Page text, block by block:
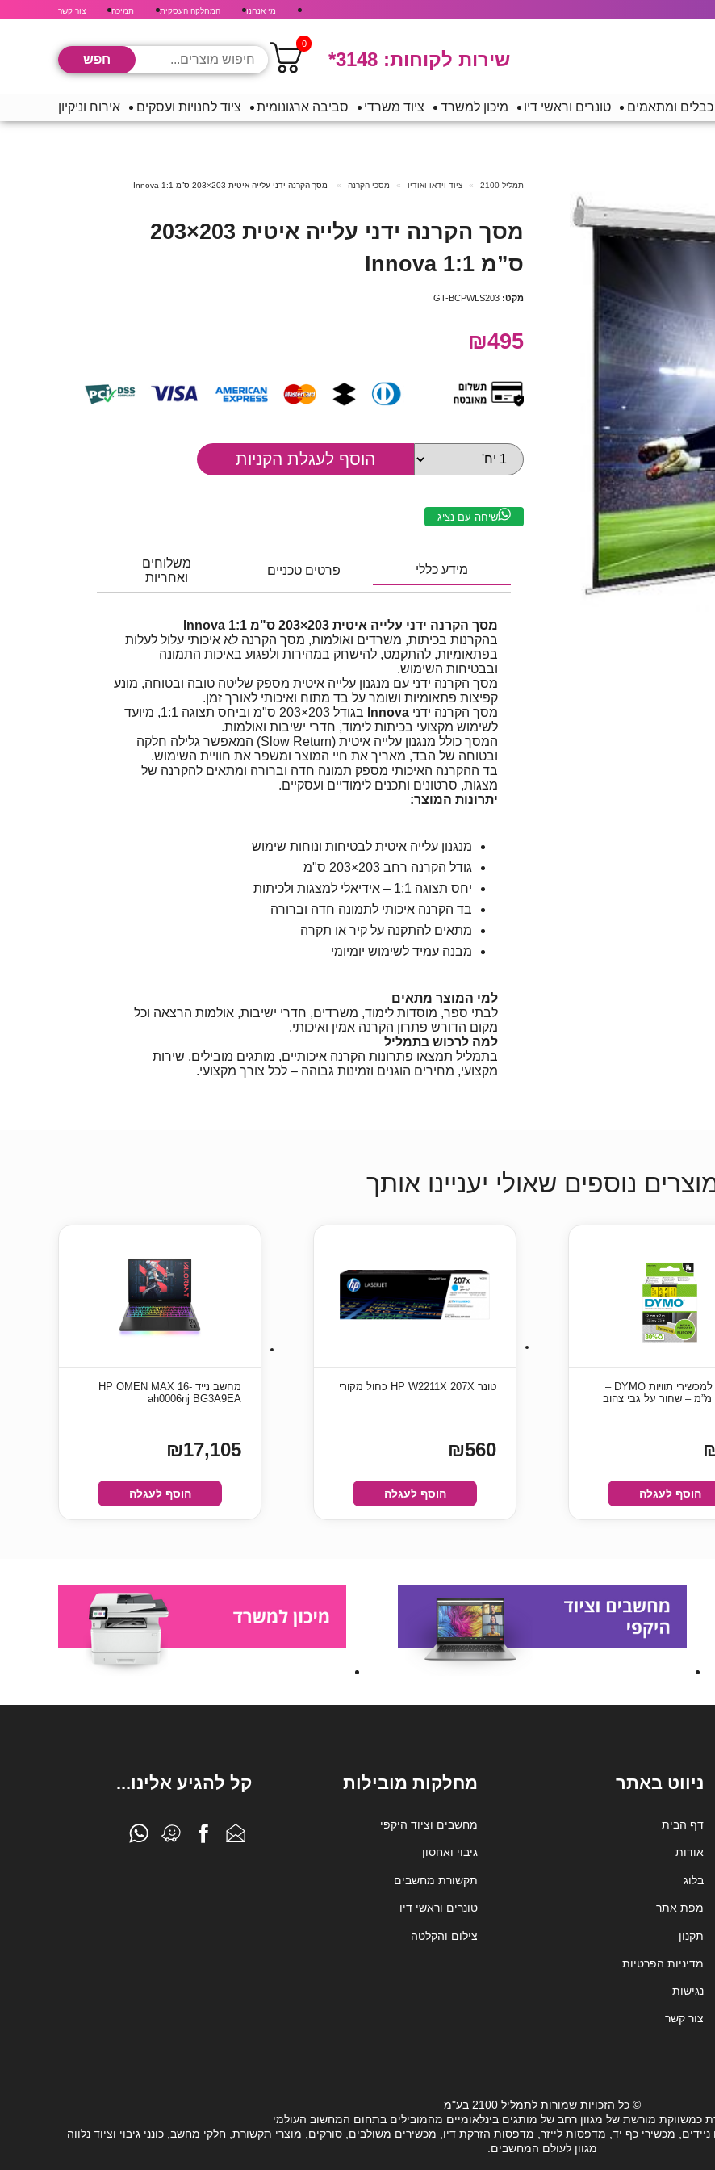
מי אנחנו המחלקה העסקית תמיכה צור קשר
שירות לקוחות: *3148
0
כבלים ומתאמים טונרים וראשי דיו מיכון למשרד ציוד משרדי סביבה ארגונומית ציוד לחנויות ועסקים אירוח וניקיון
תמליל 2100 ציוד וידאו ואודיו מסכי הקרנה מסך הקרנה ידני עלייה איטית 203×203 ס”מ 1:1 Innova
מסך הקרנה ידני עלייה איטית 203×203
ס”מ 1:1 Innova
מקט: GT-BCPWLS203
₪495
שיחה עם נציג
מידע כללי פרטים טכניים
משלוחים
ואחריות
מסך הקרנה ידני עלייה איטית 203×203 ס"מ 1:1 Innova
בהקרנות בכיתות, משרדים ואולמות, מסך הקרנה לא איכותי עלול לעלות
בפתאומיות, להתקמט, להישחק במהירות ולפגוע באיכות התמונה
ובבטיחות השימוש.
מסך הקרנה ידני עם מנגנון עלייה איטית מספק שליטה טובה ובטוחה, מונע
קפיצות פתאומיות ושומר על בד מתוח ואיכותי לאורך זמן.
מסך הקרנה ידני Innova
בגודל 203×203 ס"מ וביחס תצוגה 1:1, מיועד
לשימוש מקצועי בכיתות לימוד, חדרי ישיבות ואולמות.
המסך כולל מנגנון עלייה איטית (Slow Return) המאפשר גלילה חלקה
ובטוחה של הבד, מאריך את חיי המוצר ומשפר את חוויית השימוש.
בד ההקרנה האיכותי מספק תמונה חדה וברורה ומתאים להקרנה של
מצגות, סרטונים ותכנים לימודיים ועסקיים.
יתרונות המוצר:
מנגנון עלייה איטית לבטיחות ונוחות שימוש
גודל הקרנה רחב 203×203 ס"מ
יחס תצוגה 1:1 – אידיאלי למצגות ולכיתות
בד הקרנה איכותי לתמונה חדה וברורה
מתאים להתקנה על קיר או תקרה
מבנה עמיד לשימוש יומיומי
למי המוצר מתאים
לבתי ספר, מוסדות לימוד, משרדים, חדרי ישיבות, אולמות הרצאה וכל
מקום הדורש פתרון הקרנה אמין ואיכותי.
למה לרכוש בתמליל
בתמליל תמצאו פתרונות הקרנה איכותיים, מותגים מובילים, שירות
מקצועי, מחירים הוגנים וזמינות גבוהה – לכל צורך מקצועי.
נוספים שאולי יעניינו אותך
סרט D1 למכשירי תוויות DYMO –
הוסף לעגלה
טונר HP W2211X 207X כחול מקורי
₪560
הוסף לעגלה
מחשב נייד HP OMEN MAX 16-
ah0006nj BG3A9EA
₪17,105
הוסף לעגלה
ניווט באתר
דף הבית
אודות
בלוג
מפת אתר
תקנון
מדיניות הפרטיות
נגישות
צור קשר
מחלקות מובילות
מחשבים וציוד היקפי
גיבוי ואחסון
תקשורת מחשבים
טונרים וראשי דיו
צילום והקלטה
קל להגיע אלינו...
© כל הזכויות שמורות לתמליל 2100 בע"מ
כמשווקת מורשת של מגוון רחב של מותגים בינלאומיים מהמובילים בתחום המחשוב העולמי
מכשירי כף יד, מדפסות לייזר, מדפסות הזרקת דיו, מכשירים משולבים, סורקים, מוצרי תקשורת, חלקי מחשב, כונני גיבוי וציוד נלווה
מגוון לעולם המחשבים.